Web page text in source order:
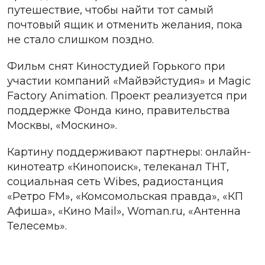
путешествие, чтобы найти тот самый
почтовый ящик и отменить желания, пока
не стало слишком поздно.
Фильм снят Киностудией Горького при
участии компаний «Майвэйстудия» и Magic
Factory Animation. Проект реализуется при
поддержке Фонда кино, правительства
Москвы, «Москино».
Картину поддерживают партнеры: онлайн-
кинотеатр «Кинопоиск», телеканал ТНТ,
социальная сеть Wibes, радиостанция
«Ретро FM», «Комсомольская правда», «КП
Афиша», «Кино Mail», Woman.ru, «Антенна
Телесемь».